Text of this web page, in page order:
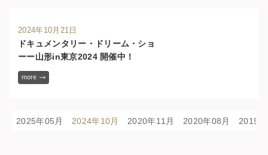
2024年10月21日
ドキュメンタリー・ドリーム・ショ
ーー山形in東京2024 開催中！
more
2025年05月 2024年10月 2020年11月 2020年08月 2019